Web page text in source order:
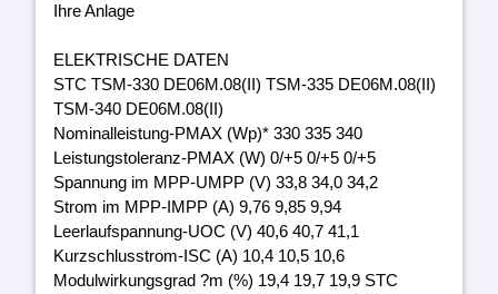
Ihre Anlage
ELEKTRISCHE DATEN
STC TSM-330 DE06M.08(II) TSM-335 DE06M.08(II)
TSM-340 DE06M.08(II)
Nominalleistung-PMAX (Wp)* 330 335 340
Leistungstoleranz-PMAX (W) 0/+5 0/+5 0/+5
Spannung im MPP-UMPP (V) 33,8 34,0 34,2
Strom im MPP-IMPP (A) 9,76 9,85 9,94
Leerlaufspannung-UOC (V) 40,6 40,7 41,1
Kurzschlusstrom-ISC (A) 10,4 10,5 10,6
Modulwirkungsgrad ?m (%) 19,4 19,7 19,9 STC